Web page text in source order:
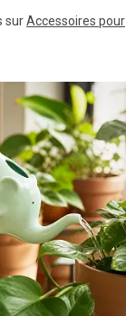
surAccessoires pour